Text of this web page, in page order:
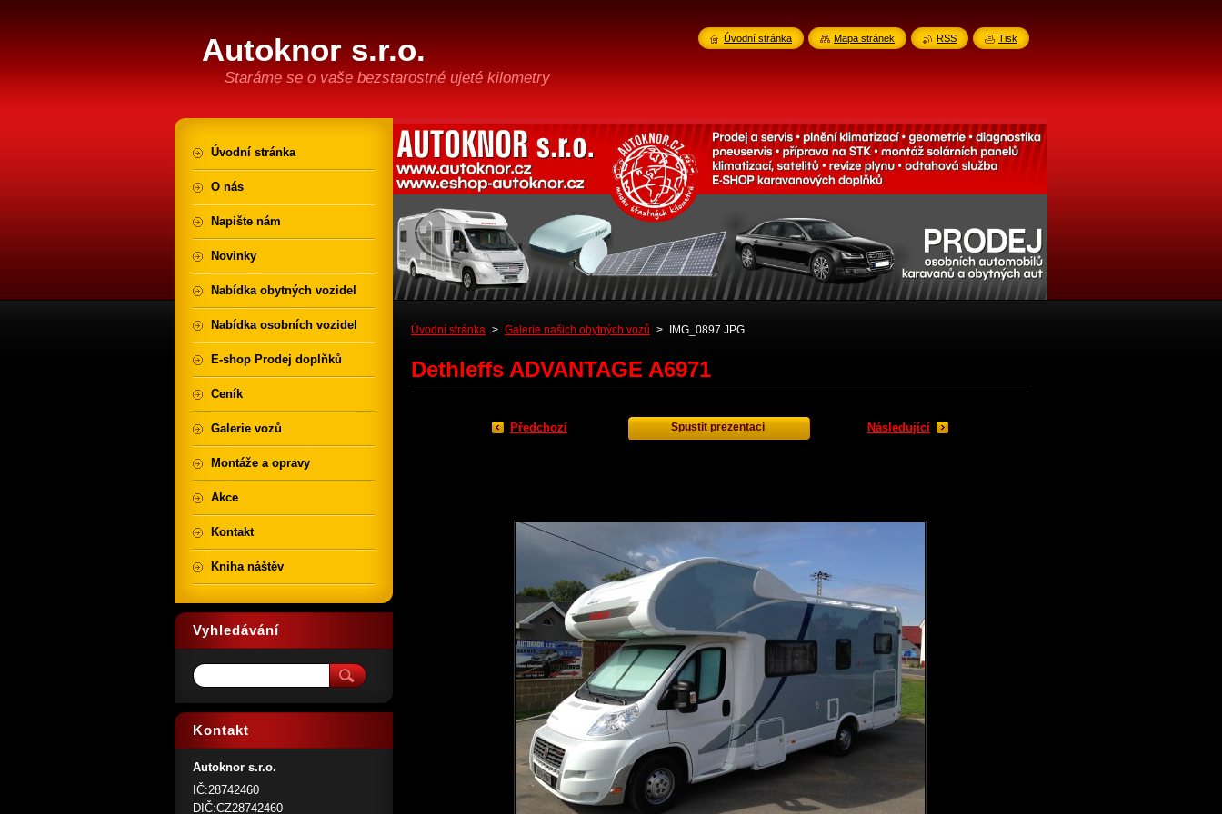
Autoknor s.r.o.
Staráme se o vaše bezstarostné ujeté kilometry
Úvodní stránka > Galerie našich obytných vozů > IMG_0897.JPG
Dethleffs ADVANTAGE A6971
Předchozí Spustit prezentaci Následující
Úvodní stránka
O nás
Napište nám
Novinky
Nabídka obytných vozidel
Nabídka osobních vozidel
E-shop Prodej doplňků
Ceník
Galerie vozů
Montáže a opravy
Akce
Kontakt
Kniha náštěv
Vyhledávání
Kontakt
Autoknor s.r.o.
IČ:28742460
DIČ:CZ28742460
Úvodní stránka Mapa stránek RSS Tisk